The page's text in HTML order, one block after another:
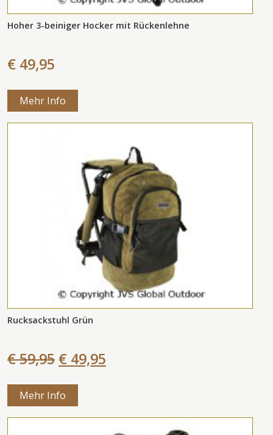
Hoher 3-beiniger Hocker mit Rückenlehne
€ 49,95
Mehr Info
Rucksackstuhl Grün
€ 59,95 € 49,95
Mehr Info